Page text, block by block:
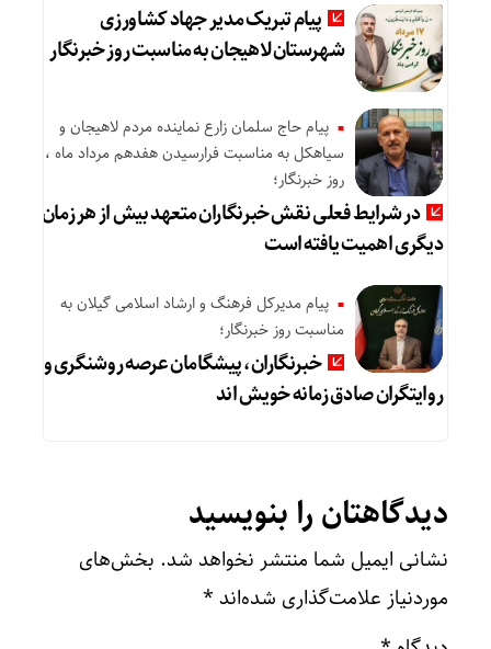
پیام تبریک مدیر جهاد کشاورزی
شهرستان لاهیجان به مناسبت روز خبرنگار
پیام حاج سلمان زارع نماینده مردم لاهیجان و
سیاهکل به مناسبت فرارسیدن هفدهم مرداد ماه ،
روز خبرنگار؛
در شرایط فعلی نقش خبرنگاران متعهد بیش از هر زمان
دیگری اهمیت یافته است
پیام مدیرکل فرهنگ و ارشاد اسلامی گیلان به
مناسبت روز خبرنگار؛
خبرنگاران، پیشگامان عرصه روشنگری و
روایتگران صادق زمانه خویش‌ اند
دیدگاهتان را بنویسید
نشانی ایمیل شما منتشر نخواهد شد. بخش‌های
موردنیاز علامت‌گذاری شده‌اند *